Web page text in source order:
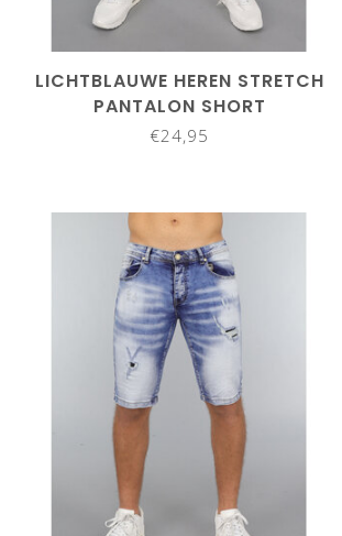
LICHTBLAUWE HEREN STRETCH
PANTALON SHORT
€24,95